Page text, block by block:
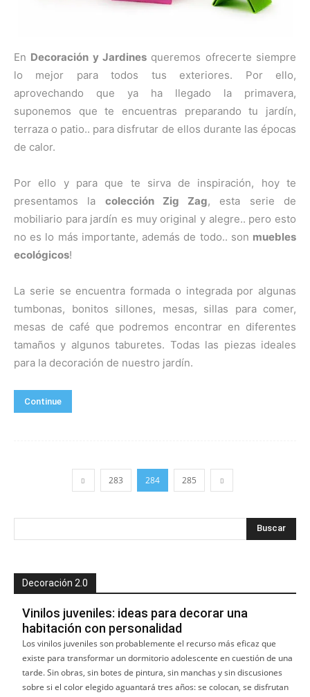
En Decoración y Jardines queremos ofrecerte siempre
lo mejor para todos tus exteriores. Por ello,
aprovechando que ya ha llegado la primavera,
suponemos que te encuentras preparando tu jardín,
terraza o patio.. para disfrutar de ellos durante las épocas
de calor.
Por ello y para que te sirva de inspiración, hoy te
presentamos la colección Zig Zag, esta serie de
mobiliario para jardín es muy original y alegre.. pero esto
no es lo más importante, además de todo.. son muebles
ecológicos!
La serie se encuentra formada o integrada por algunas
tumbonas, bonitos sillones, mesas, sillas para comer,
mesas de café que podremos encontrar en diferentes
tamaños y algunos taburetes. Todas las piezas ideales
para la decoración de nuestro jardín.
Continue
283 284 285
Decoración 2.0
Vinilos juveniles: ideas para decorar una
habitación con personalidad
Los vinilos juveniles son probablemente el recurso más eficaz que
existe para transformar un dormitorio adolescente en cuestión de una
tarde. Sin obras, sin botes de pintura, sin manchas y sin discusiones
sobre si el color elegido aguantará tres años: se colocan, se disfrutan